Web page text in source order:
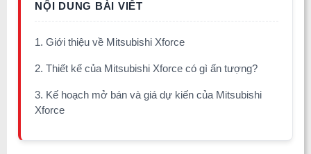
1. Giới thiệu về Mitsubishi Xforce
2. Thiết kế của Mitsubishi Xforce có gì ấn tượng?
3. Kế hoạch mở bán và giá dự kiến của Mitsubishi
Xforce